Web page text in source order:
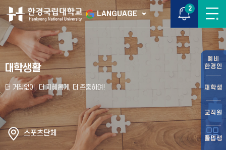
LANGUAGE
2
예비
한경인
재학생
교직원
졸업생
대학생활
스포츠단체